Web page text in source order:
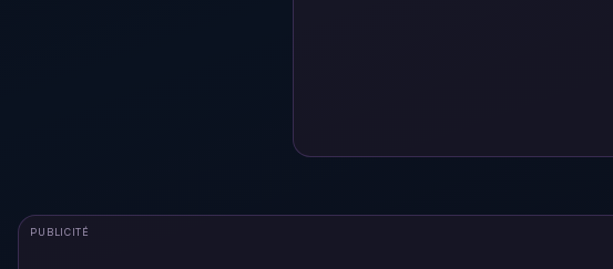
PUBLICITÉ